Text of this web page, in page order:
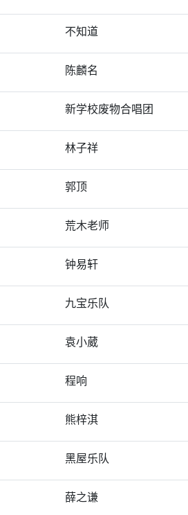
不知道
陈麟名
新学校废物合唱团
林子祥
郭顶
荒木老师
钟易轩
九宝乐队
袁小葳
程响
熊梓淇
黑屋乐队
薛之谦